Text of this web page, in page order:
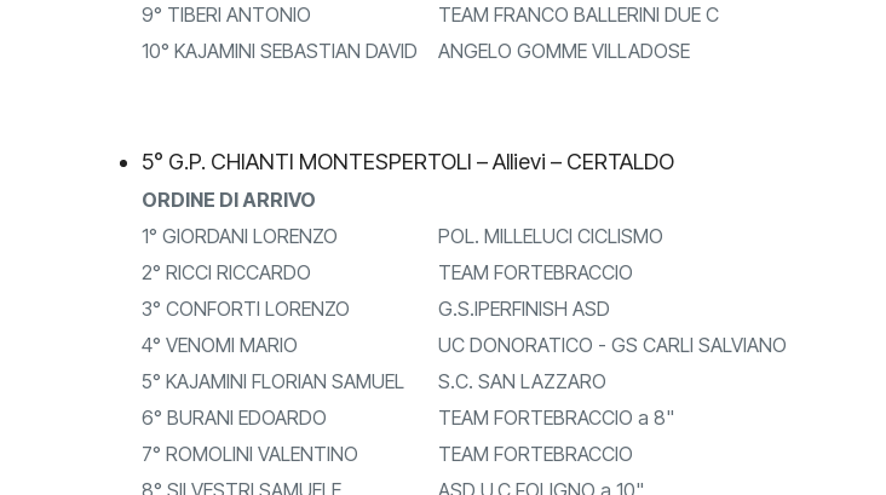
9° TIBERI ANTONIO
TEAM FRANCO BALLERINI DUE C
10° KAJAMINI SEBASTIAN DAVID
ANGELO GOMME VILLADOSE
5° G.P. CHIANTI MONTESPERTOLI – Allievi – CERTALDO
ORDINE DI ARRIVO
1° GIORDANI LORENZO
POL. MILLELUCI CICLISMO
2° RICCI RICCARDO
TEAM FORTEBRACCIO
3° CONFORTI LORENZO
G.S.IPERFINISH ASD
4° VENOMI MARIO
UC DONORATICO - GS CARLI SALVIANO
5° KAJAMINI FLORIAN SAMUEL
S.C. SAN LAZZARO
6° BURANI EDOARDO
TEAM FORTEBRACCIO a 8"
7° ROMOLINI VALENTINO
TEAM FORTEBRACCIO